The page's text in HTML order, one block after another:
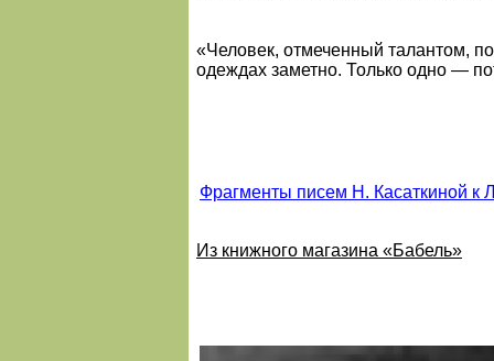
«Человек, отмеченный талантом,
одеждах заметно. Только одно —
Фрагменты писем Н. Касаткиной
Из книжного магазина «Бабель»